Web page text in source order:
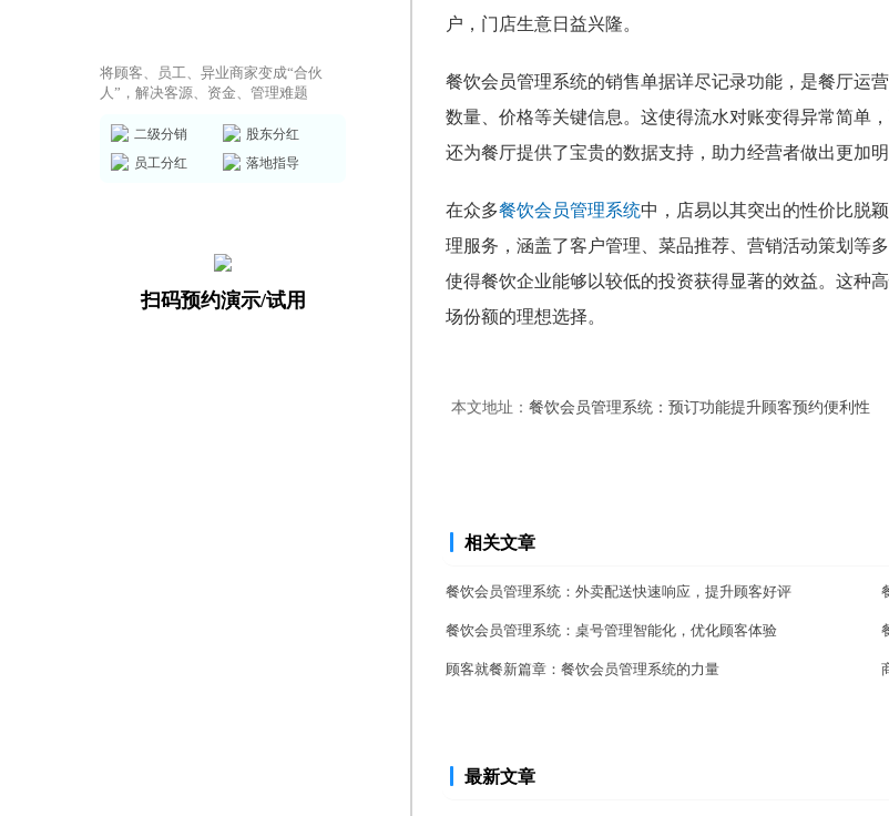
将顾客、员工、异业商家变成“合伙
人”，解决客源、资金、管理难题
二级分销
股东分红
员工分红
落地指导
扫码预约演示/试用
户，门店生意日益兴隆。
餐饮会员管理系统的销售单据详尽记录功能，是餐厅运
数量、价格等关键信息。这使得流水对账变得异常简单
还为餐厅提供了宝贵的数据支持，助力经营者做出更加明
在众多餐饮会员管理系统中，店易以其突出的性价比脱
理服务，涵盖了客户管理、菜品推荐、营销活动策划等
使得餐饮企业能够以较低的投资获得显著的效益。这种
场份额的理想选择。
本文地址： 餐饮会员管理系统：预订功能提升顾客预约便利性
相关文章
餐饮会员管理系统：外卖配送快速响应，提升顾客好评
餐饮会员管理系统：桌号管理智能化，优化顾客体验
顾客就餐新篇章：餐饮会员管理系统的力量
最新文章